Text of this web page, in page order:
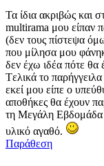
Τα ίδια ακριβώς και
multirama μου είπαν
(δεν τους πίστεψα
που μίλησα μου
δεν έχω ιδέα πότε θα
Tελικά το
εκεί μου είπε ο
αποθήκες θα έχουν
τη Μεγάλη Εβδομάδα
υλικό αγαθό.
Παράθεση